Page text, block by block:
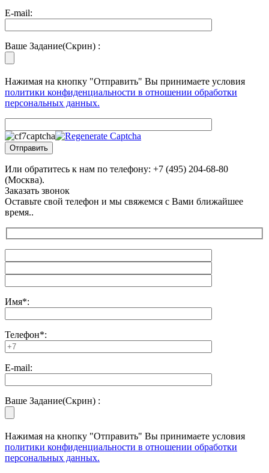
E-mail:
Ваше Задание(Скрин) :
Нажимая на кнопку "Отправить" Вы принимаете условия
политики конфиденциальности в отношении обработки
персональных данных.
Или обратитесь к нам по телефону: +7 (495) 204-68-80
(Москва).
Заказать звонок
Оставьте свой телефон и мы свяжемся с Вами ближайшее
время..
Имя*:
Телефон*:
E-mail:
Ваше Задание(Скрин) :
Нажимая на кнопку "Отправить" Вы принимаете условия
политики конфиденциальности в отношении обработки
персональных данных.